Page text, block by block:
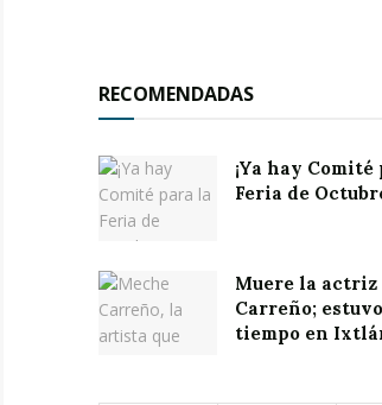
RECOMENDADAS
¡Ya hay Comité
Feria de
Muere la actriz
Carreño;
tiempo en